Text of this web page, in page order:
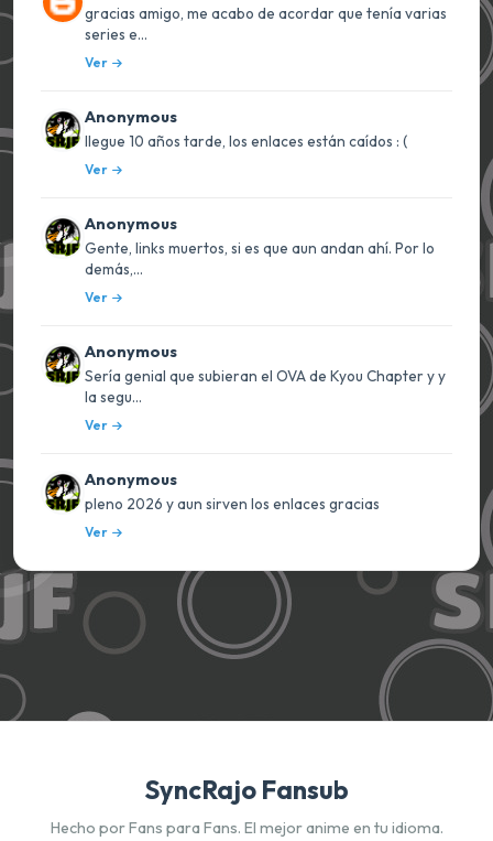
gracias amigo, me acabo de acordar que tenía varias
series e...
Ver
Anonymous
llegue 10 años tarde, los enlaces están caídos : (
Ver
Anonymous
Gente, links muertos, si es que aun andan ahí. Por lo
demás,...
Ver
Anonymous
Sería genial que subieran el OVA de Kyou Chapter y y
la segu...
Ver
Anonymous
pleno 2026 y aun sirven los enlaces gracias
Ver
SyncRajo Fansub
Hecho por Fans para Fans. El mejor anime en tu idioma.